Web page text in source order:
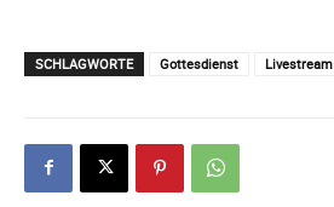
SCHLAGWORTE Gottesdienst Livestream